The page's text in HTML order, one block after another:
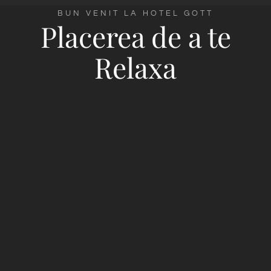
BUN VENIT LA HOTEL GOTT
Placerea de a te
Relaxa